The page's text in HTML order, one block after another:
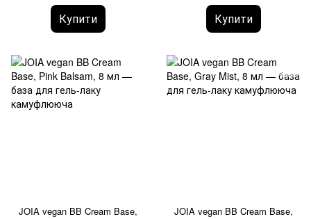
Купити Купити
JOIA vegan BB Cream Base,
JOIA vegan BB Cream Base,